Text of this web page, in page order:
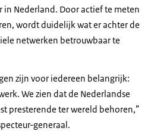
Nederland. Door actief te meten
wordt duidelijk wat er achter de
netwerken betrouwbaar te
zijn voor iedereen belangrijk:
We zien dat de Nederlandse
presterende ter wereld behoren,”
generaal.